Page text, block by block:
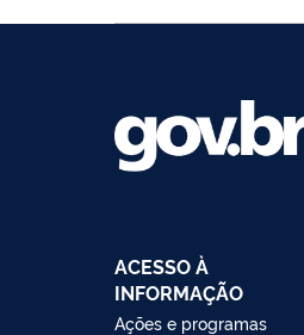
ACESSO À
INFORMAÇÃO
Ações e programas